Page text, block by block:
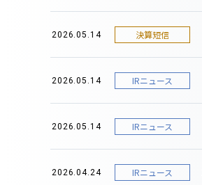
2026.05.14 決算短信
2026.05.14 IRニュース
2026.05.14 IRニュース
2026.04.24 IRニュース